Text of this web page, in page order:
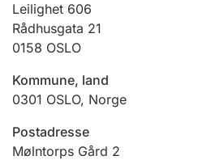
Jeger
Betaling og jegeravgiftskort
Ektepaktveileder
Leilighet 606
Rådhusgata 21
0158 OSLO
Kommune, land
0301 OSLO, Norge
Postadresse
Mølntorps Gård 2